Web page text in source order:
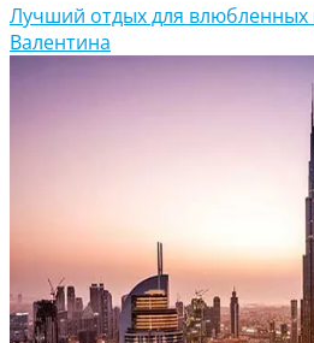
Лучший отдых для влюбленных
Валентина